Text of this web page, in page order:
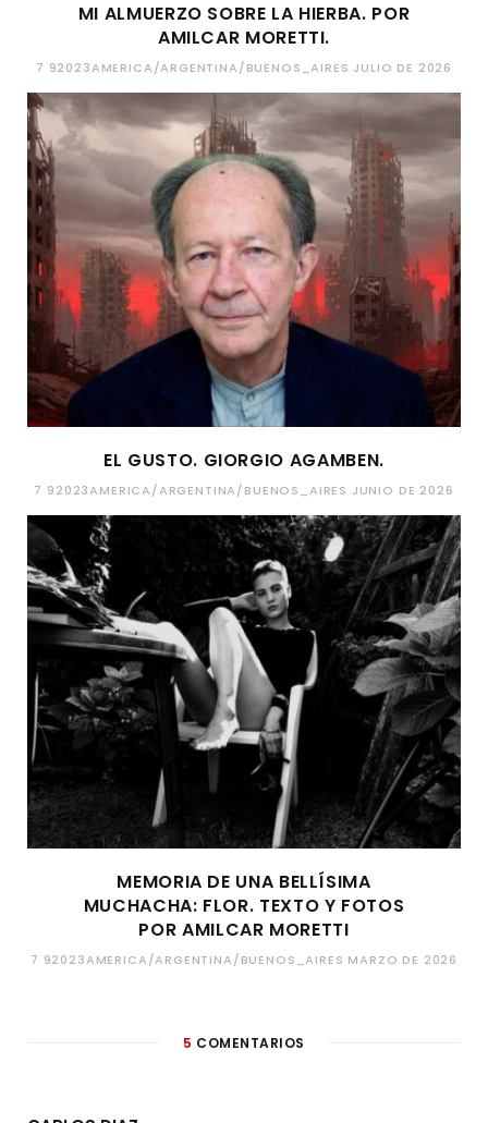
MI ALMUERZO SOBRE LA HIERBA. POR
AMILCAR MORETTI.
7 92023AMERICA/ARGENTINA/BUENOS_AIRES JULIO DE 2026
EL GUSTO. GIORGIO AGAMBEN.
7 92023AMERICA/ARGENTINA/BUENOS_AIRES JUNIO DE 2026
MEMORIA DE UNA BELLÍSIMA
MUCHACHA: FLOR. TEXTO Y FOTOS
POR AMILCAR MORETTI
7 92023AMERICA/ARGENTINA/BUENOS_AIRES MARZO DE 2026
5 COMENTARIOS